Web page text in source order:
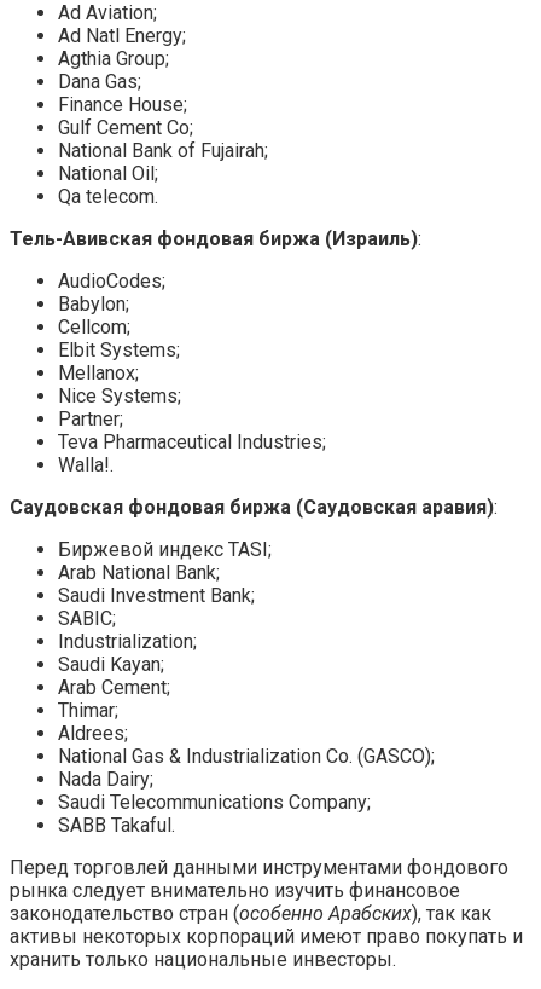
Ad Aviation;
Ad Natl Energy;
Agthia Group;
Dana Gas;
Finance House;
Gulf Cement Co;
National Bank of Fujairah;
National Oil;
Qa telecom.
Тель-Авивская фондовая биржа (Израиль):
AudioCodes;
Babylon;
Cellcom;
Elbit Systems;
Mellanox;
Nice Systems;
Partner;
Teva Pharmaceutical Industries;
Walla!.
Саудовская фондовая биржа (Саудовская аравия):
Биржевой индекс TASI;
Arab National Bank;
Saudi Investment Bank;
SABIC;
Industrialization;
Saudi Kayan;
Arab Cement;
Thimar;
Aldrees;
National Gas & Industrialization Co. (GASCO);
Nada Dairy;
Saudi Telecommunications Company;
SABB Takaful.
Перед торговлей данными инструментами фондового
рынка следует внимательно изучить финансовое
законодательство стран (особенно Арабских), так как
активы некоторых корпораций имеют право покупать и
хранить только национальные инвесторы.